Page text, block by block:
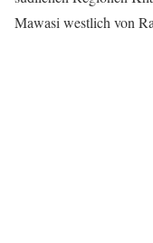
Mawasi westlich von